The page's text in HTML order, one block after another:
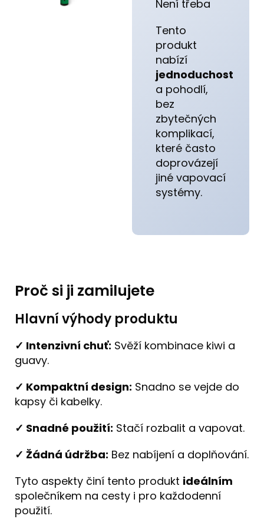
Není třeba
Tento
produkt
nabízí
jednoduchost
a pohodlí,
bez
zbytečných
komplikací,
které často
doprovázejí
jiné vapovací
systémy.
Proč si ji zamilujete
Hlavní výhody produktu
✓ Intenzivní chuť: Svěží kombinace kiwi a
guavy.
✓ Kompaktní design: Snadno se vejde do
kapsy či kabelky.
✓ Snadné použití: Stačí rozbalit a vapovat.
✓ Žádná údržba: Bez nabíjení a doplňování.
Tyto aspekty činí tento produkt ideálním
společníkem na cesty i pro každodenní
použití.